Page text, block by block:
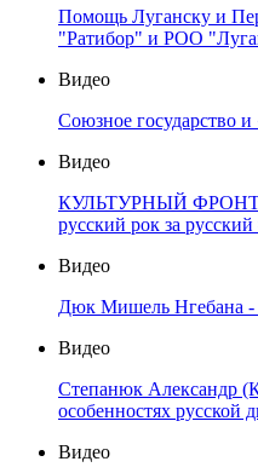
Помощь Луганску и
"Ратибор" и РОО
Видео
Союзное государство
Видео
КУЛЬТУРНЫЙ ФРОНТ.
русский рок за
Видео
Дюк Мишель Нгебана -
Видео
Степанюк Александр
особенностях русской
Видео